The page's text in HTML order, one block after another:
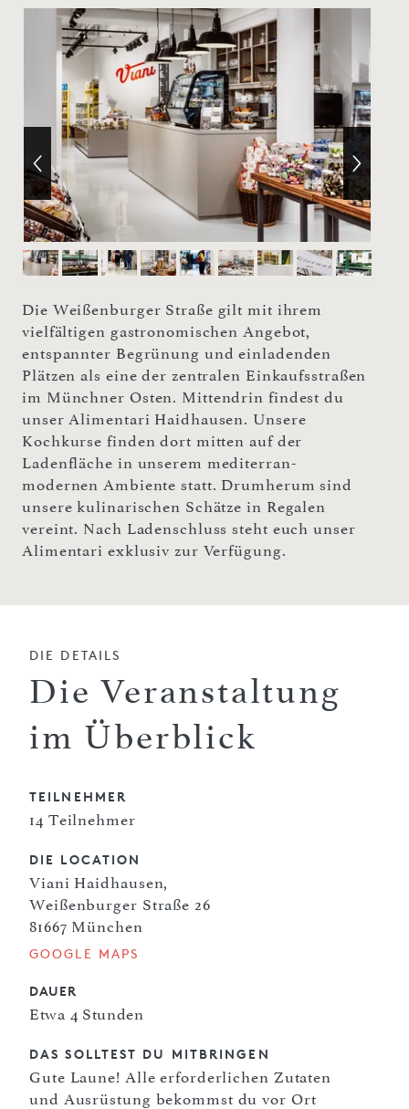
Die Weißenburger Straße gilt mit ihrem
vielfältigen gastronomischen Angebot,
entspannter Begrünung und einladenden
Plätzen als eine der zentralen Einkaufsstraßen
im Münchner Osten. Mittendrin findest du
unser Alimentari Haidhausen. Unsere
Kochkurse finden dort mitten auf der
Ladenfläche in unserem mediterran-
modernen Ambiente statt. Drumherum sind
unsere kulinarischen Schätze in Regalen
vereint. Nach Ladenschluss steht euch unser
Alimentari exklusiv zur Verfügung.
DIE DETAILS
Die Veranstaltung
im Überblick
TEILNEHMER
14 Teilnehmer
DIE LOCATION
Viani Haidhausen,
Weißenburger Straße 26
81667 München
GOOGLE MAPS
DAUER
Etwa 4 Stunden
DAS SOLLTEST DU MITBRINGEN
Gute Laune! Alle erforderlichen Zutaten
und Ausrüstung bekommst du vor Ort